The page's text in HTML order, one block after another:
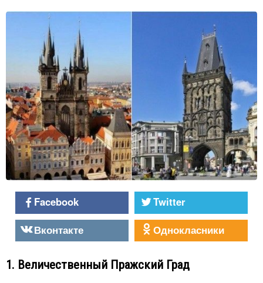
Facebook
Twitter
Вконтакте
Однокласники
1. Величественный Пражский Град